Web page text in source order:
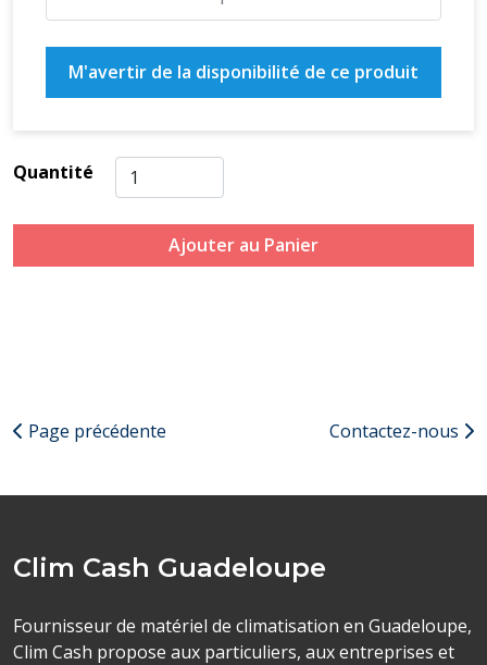
M'avertir de la disponibilité de ce produit
Quantité
Ajouter au Panier
Page précédente Contactez-nous
Clim Cash Guadeloupe
Fournisseur de matériel de climatisation en Guadeloupe,
Clim Cash propose aux particuliers, aux entreprises et